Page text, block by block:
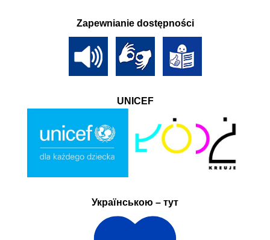
Zapewnianie dostępności
UNICEF
Українською – тут